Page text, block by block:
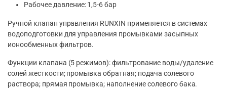
Рабочее давление: 1,5-6 бар
Ручной клапан управления RUNXIN применяется в системах
водоподготовки для управления промывками засыпных
ионообменных фильтров.
Функции клапана (5 режимов): фильтрование воды/удаление
солей жесткости; промывка обратная; подача солевого
раствора; прямая промывка; наполнение солевого бака.